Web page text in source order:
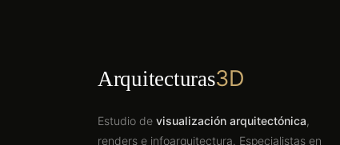
Arquitecturas3D
Estudio de visualización arquitectónica,
renders e infoarquitectura. Especialistas en